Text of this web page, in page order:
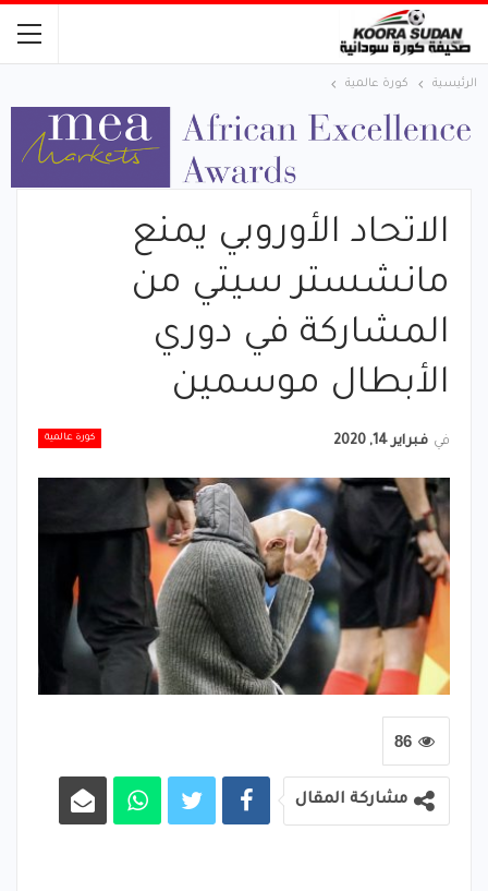
الرئيسية كورة عالمية
الاتحاد الأوروبي يمنع
مانشستر سيتي من
المشاركة في دوري
الأبطال موسمين
كورة عالمية في فبراير 14, 2020
86
مشاركة المقال